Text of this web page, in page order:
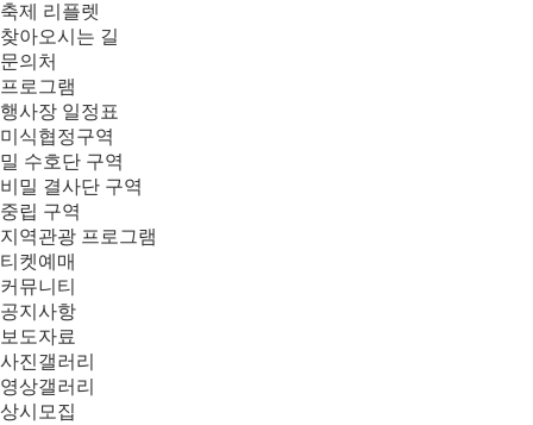
축제 리플렛
찾아오시는 길
문의처
프로그램
행사장 일정표
미식협정구역
밀 수호단 구역
비밀 결사단 구역
중립 구역
지역관광 프로그램
티켓예매
커뮤니티
공지사항
보도자료
사진갤러리
영상갤러리
상시모집